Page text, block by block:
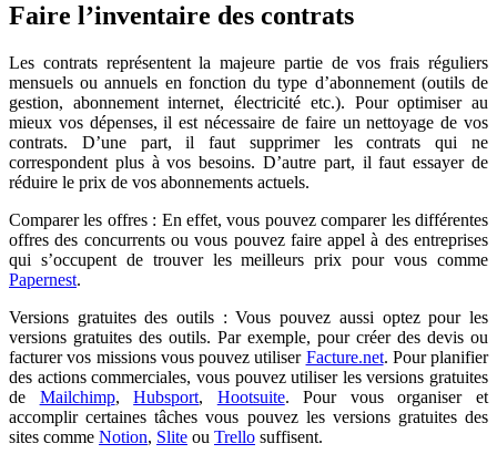
Faire l’inventaire des contrats
Les contrats représentent la majeure partie de vos frais réguliers
mensuels ou annuels en fonction du type d’abonnement (outils de
gestion, abonnement internet, électricité etc.). Pour optimiser au
mieux vos dépenses, il est nécessaire de faire un nettoyage de vos
contrats. D’une part, il faut supprimer les contrats qui ne
correspondent plus à vos besoins. D’autre part, il faut essayer de
réduire le prix de vos abonnements actuels.
Comparer les offres : En effet, vous pouvez comparer les différentes
offres des concurrents ou vous pouvez faire appel à des entreprises
qui s’occupent de trouver les meilleurs prix pour vous comme
Papernest.
Versions gratuites des outils : Vous pouvez aussi optez pour les
versions gratuites des outils. Par exemple, pour créer des devis ou
facturer vos missions vous pouvez utiliser Facture.net. Pour planifier
des actions commerciales, vous pouvez utiliser les versions gratuites
de Mailchimp,Hubsport, Hootsuite. Pour vous organiser et
accomplir certaines tâches vous pouvez les versions gratuites des
sites comme Notion, Slite ou Trello suffisent.